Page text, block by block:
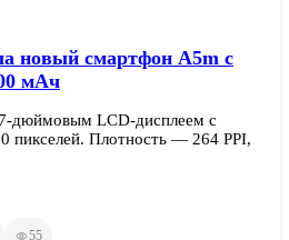
новый смартфон A5m с
мАч
дюймовым LCD-дисплеем с
пикселей. Плотность — 264 PPI,
55